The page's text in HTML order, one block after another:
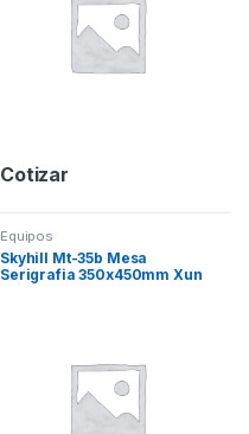
Cotizar
Equipos
Skyhill Mt-35b Mesa
Serigrafia 350x450mm Xun